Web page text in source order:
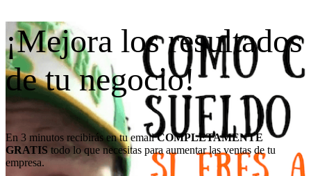
¡Mejora los resultados
de tu negocio!
En 3 minutos recibirás en tu emailCOMPLETAMENTE
GRATIStodo lo que necesitas para aumentar las ventas de tu
empresa.